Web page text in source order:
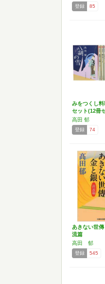
登録 85
みをつくし
セット(12冊
高田 郁
登録 74
あきない世
流篇
高田 郁
登録 545